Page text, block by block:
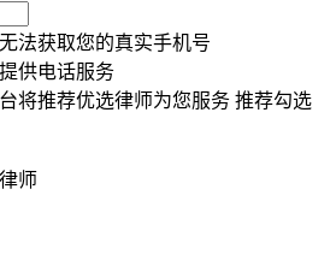
法获取您的真实手机号
供电话服务
将推荐优选律师为您服务 推荐勾选
师